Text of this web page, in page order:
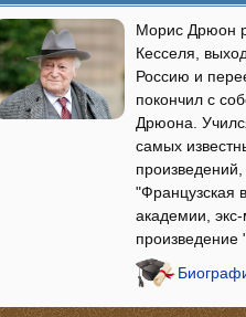
Морис Дрюон
Кесселя,
Россию и
покончил с
Дрюона.
самых
"Французская
академии,